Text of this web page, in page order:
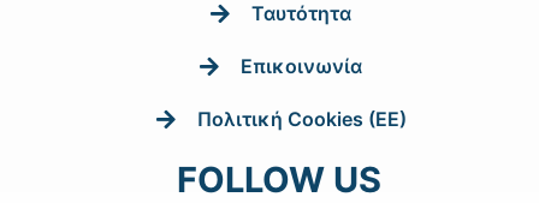
Ταυτότητα
Επικοινωνία
Πολιτική Cookies (EE)
FOLLOW US